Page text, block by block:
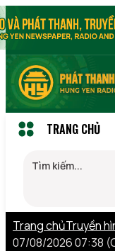
TRANG CHỦ
Trang chủTruyền
07/08/2026 07:38